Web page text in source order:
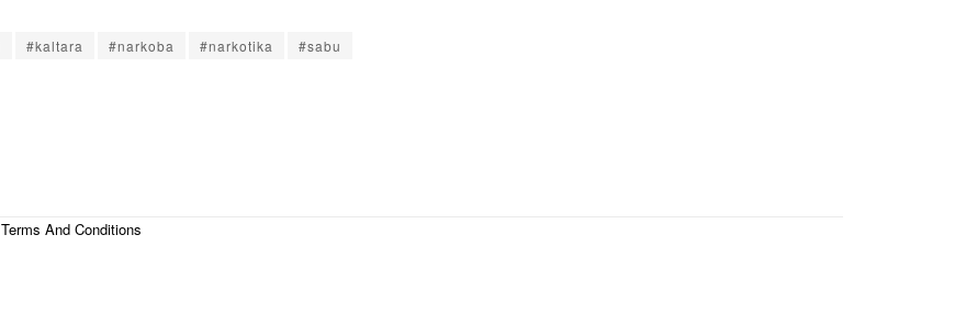
#kaltara #narkoba #narkotika #sabu
Terms And Conditions